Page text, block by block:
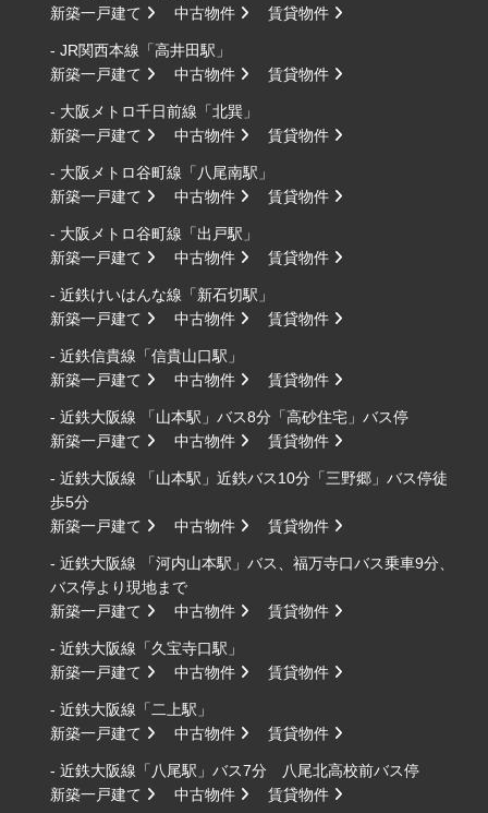
新築一戸建て
中古物件 賃貸物件
- JR関西本線「高井田駅」
新築一戸建て
中古物件 賃貸物件
- 大阪メトロ千日前線「北巽」
新築一戸建て
中古物件 賃貸物件
- 大阪メトロ谷町線「八尾南駅」
新築一戸建て
中古物件 賃貸物件
- 大阪メトロ谷町線「出戸駅」
新築一戸建て
中古物件 賃貸物件
- 近鉄けいはんな線「新石切駅」
新築一戸建て
中古物件 賃貸物件
- 近鉄信貴線「信貴山口駅」
新築一戸建て
中古物件 賃貸物件
- 近鉄大阪線 「山本駅」バス8分「高砂住宅」バス停
新築一戸建て
中古物件 賃貸物件
- 近鉄大阪線 「山本駅」近鉄バス10分「三野郷」バス停徒
歩5分
新築一戸建て
中古物件 賃貸物件
- 近鉄大阪線 「河内山本駅」バス、福万寺口バス乗車9分、
バス停より現地まで
新築一戸建て
中古物件 賃貸物件
- 近鉄大阪線「久宝寺口駅」
新築一戸建て
中古物件 賃貸物件
- 近鉄大阪線「二上駅」
新築一戸建て
中古物件 賃貸物件
- 近鉄大阪線「八尾駅」バス7分 八尾北高校前バス停
新築一戸建て
中古物件 賃貸物件